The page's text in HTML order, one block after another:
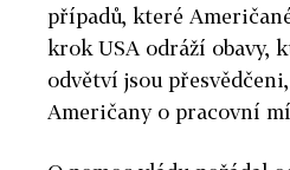
případů, které
krok USA odráží obavy,
odvětví jsou
Američany o pracovní